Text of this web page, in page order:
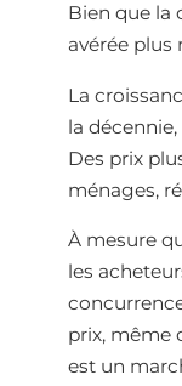
Bien que la
avérée plus
La
la
Des prix
ménages,
À mesure
les
prix, même
est un